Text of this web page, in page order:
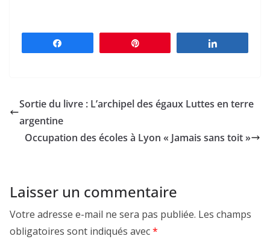
Sortie du livre : L’archipel des égaux Luttes en terre
argentine
Occupation des écoles à Lyon « Jamais sans toit »
Laisser un commentaire
Votre adresse e-mail ne sera pas publiée. Les champs
obligatoires sont indiqués avec*